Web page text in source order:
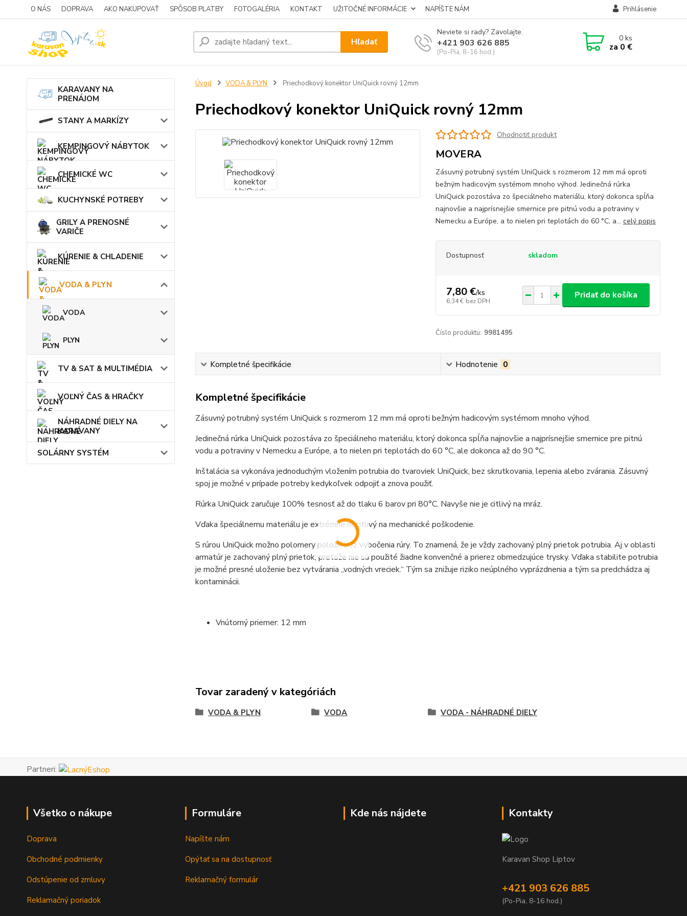
O NÁS DOPRAVA AKO NAKUPOVAŤ SPÔSOB PLATBY FOTOGALÉRIA KONTAKT UŽITOČNÉ INFORMÁCIE NAPÍŠTE NÁM Prihlásenie
Hľadať
Neviete si rady? Zavolajte.
+421 903 626 885
(Po-Pia, 8-16 hod.)
0ks
za 0 €
KARAVANY NA
PRENÁJOM
STANY A MARKÍZY
KEMPINGOVÝ NÁBYTOK
CHEMICKÉ WC
KUCHYNSKÉ POTREBY
GRILY A PRENOSNÉ
VARIČE
KÚRENIE & CHLADENIE
VODA & PLYN
VODA
PLYN
TV & SAT & MULTIMÉDIA
VOĽNÝ ČAS & HRAČKY
NÁHRADNÉ DIELY NA
KARAVANY
SOLÁRNY SYSTÉM
Úvod VODA & PLYN Priechodkový konektor UniQuick rovný 12mm
Priechodkový konektor UniQuick rovný 12mm
Ohodnotiť produkt
MOVERA
Zásuvný potrubný systém UniQuick s rozmerom 12 mm má oproti
bežným hadicovým systémom mnoho výhod. Jedinečná rúrka
UniQuick pozostáva zo špeciálneho materiálu, ktorý dokonca spĺňa
najnovšie a najprísnejšie smernice pre pitnú vodu a potraviny v
Nemecku a Európe, a to nielen pri teplotách do 60 °C, a... celý popis
Dostupnosť skladom
7,80 €/ks
6,34 € bez DPH
Pridať do košíka
Číslo produktu: 9981495
Kompletné špecifikácie Hodnotenie 0
Kompletné špecifikácie
Zásuvný potrubný systém UniQuick s rozmerom 12 mm má oproti bežným hadicovým systémom mnoho výhod.
Jedinečná rúrka UniQuick pozostáva zo špeciálneho materiálu, ktorý dokonca spĺňa najnovšie a najprísnejšie smernice pre pitnú
vodu a potraviny v Nemecku a Európe, a to nielen pri teplotách do 60 °C, ale dokonca až do 90 °C.
Inštalácia sa vykonáva jednoduchým vložením potrubia do tvaroviek UniQuick, bez skrutkovania, lepenia alebo zvárania. Zásuvný
spoj je možné v prípade potreby kedykoľvek odpojiť a znova použiť.
Rúrka UniQuick zaručuje 100% tesnosť až do tlaku 6 barov pri 80°C. Navyše nie je citlivý na mráz.
Vďaka špeciálnemu materiálu je extrémne necitlivý na mechanické poškodenie.
S rúrou UniQuick možno polomery položiť bez vybočenia rúry. To znamená, že je vždy zachovaný plný prietok potrubia. Aj v oblasti
armatúr je zachovaný plný prietok, pretože nie sú použité žiadne konvenčné a prierez obmedzujúce trysky. Vďaka stabilite potrubia
je možné presné uloženie bez vytvárania „vodných vreciek.“ Tým sa znižuje riziko neúplného vyprázdnenia a tým sa predchádza aj
kontaminácii.
Vnútorný priemer: 12 mm
Tovar zaradený v kategóriách
VODA & PLYN VODA VODA - NÁHRADNÉ DIELY
Partneri:
Všetko o nákupe
Doprava
Obchodné podmienky
Odstúpenie od zmluvy
Reklamačný poriadok
Formuláre
Napíšte nám
Opýtať sa na dostupnosť
Reklamačný formulár
Kde nás nájdete Kontakty
Karavan Shop Liptov
+421 903 626 885
(Po-Pia, 8-16 hod.)